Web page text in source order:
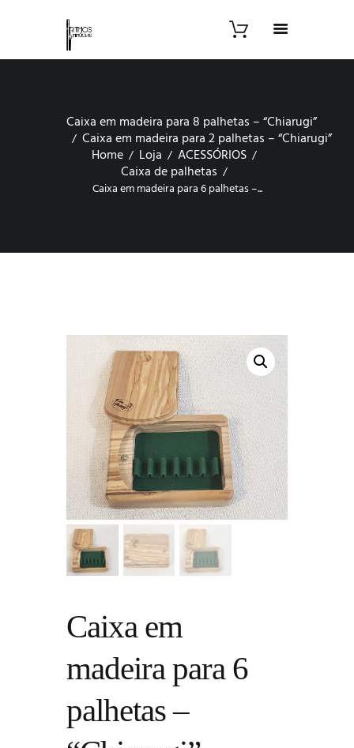
Caixa em madeira para 8 palhetas – “Chiarugi”
Caixa em madeira para 2 palhetas – “Chiarugi”
Home
Loja
ACESSÓRIOS
Caixa de palhetas
Caixa em madeira para 6 palhetas –...
Caixa em
madeira para 6
palhetas –